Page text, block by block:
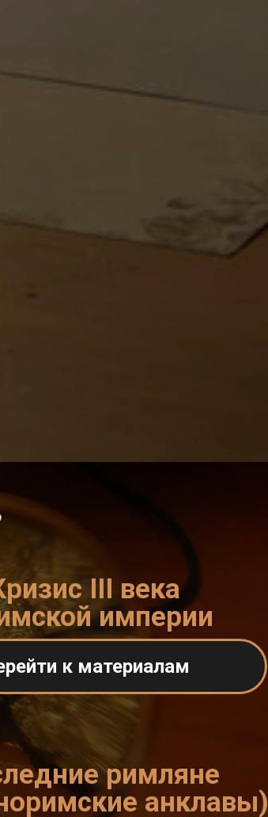
III века
империи
к материалам
римляне
анклавы)